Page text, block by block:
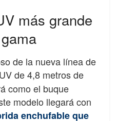
más grande
de la nueva línea de
de 4,8 metros de
como el buque
modelo llegará con
enchufable que